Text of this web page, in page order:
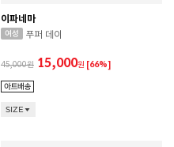
이파네마
푸퍼 데이
45,000 15,000원 [66%]
SIZE